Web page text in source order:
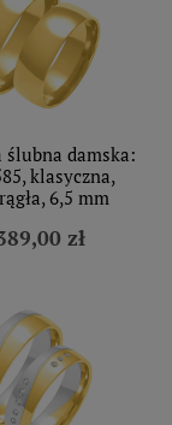
ślubna damska:
klasyczna,
6,5 mm
zł